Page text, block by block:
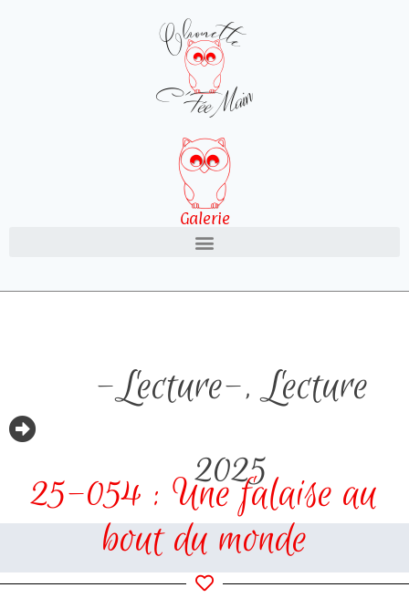
Galerie
-Lecture-,Lecture
2025
25-054 : Une falaise au
bout du monde